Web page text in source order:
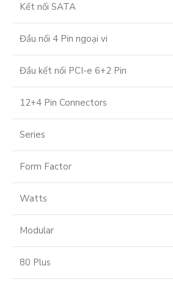
Kết nối SATA
Đầu nối 4 Pin ngoại vi
Đầu kết nối PCI-e 6+2 Pin
12+4 Pin Connectors
Series
Form Factor
Watts
Modular
80 Plus